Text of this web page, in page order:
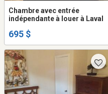
Chambre avec entrée
indépendante à louer à Laval
695 $